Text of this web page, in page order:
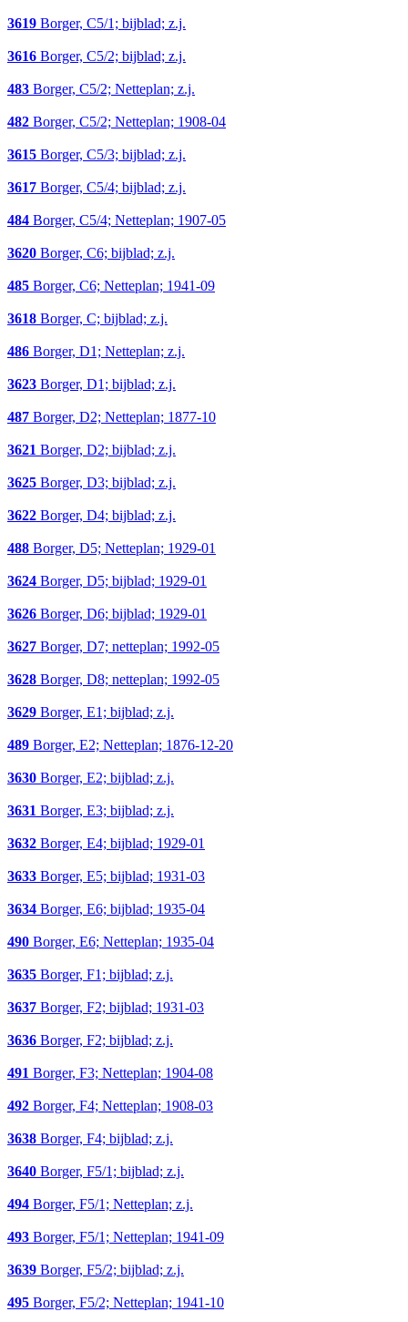
3619 Borger, C5/1; bijblad; z.j.
3616 Borger, C5/2; bijblad; z.j.
483 Borger, C5/2; Netteplan; z.j.
482 Borger, C5/2; Netteplan; 1908-04
3615 Borger, C5/3; bijblad; z.j.
3617 Borger, C5/4; bijblad; z.j.
484 Borger, C5/4; Netteplan; 1907-05
3620 Borger, C6; bijblad; z.j.
485 Borger, C6; Netteplan; 1941-09
3618 Borger, C; bijblad; z.j.
486 Borger, D1; Netteplan; z.j.
3623 Borger, D1; bijblad; z.j.
487 Borger, D2; Netteplan; 1877-10
3621 Borger, D2; bijblad; z.j.
3625 Borger, D3; bijblad; z.j.
3622 Borger, D4; bijblad; z.j.
488 Borger, D5; Netteplan; 1929-01
3624 Borger, D5; bijblad; 1929-01
3626 Borger, D6; bijblad; 1929-01
3627 Borger, D7; netteplan; 1992-05
3628 Borger, D8; netteplan; 1992-05
3629 Borger, E1; bijblad; z.j.
489 Borger, E2; Netteplan; 1876-12-20
3630 Borger, E2; bijblad; z.j.
3631 Borger, E3; bijblad; z.j.
3632 Borger, E4; bijblad; 1929-01
3633 Borger, E5; bijblad; 1931-03
3634 Borger, E6; bijblad; 1935-04
490 Borger, E6; Netteplan; 1935-04
3635 Borger, F1; bijblad; z.j.
3637 Borger, F2; bijblad; 1931-03
3636 Borger, F2; bijblad; z.j.
491 Borger, F3; Netteplan; 1904-08
492 Borger, F4; Netteplan; 1908-03
3638 Borger, F4; bijblad; z.j.
3640 Borger, F5/1; bijblad; z.j.
494 Borger, F5/1; Netteplan; z.j.
493 Borger, F5/1; Netteplan; 1941-09
3639 Borger, F5/2; bijblad; z.j.
495 Borger, F5/2; Netteplan; 1941-10